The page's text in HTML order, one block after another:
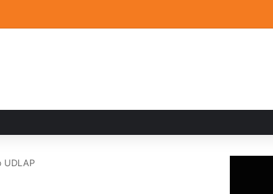
del Curso de Verano de Escuelas Aztecas
UDLAP